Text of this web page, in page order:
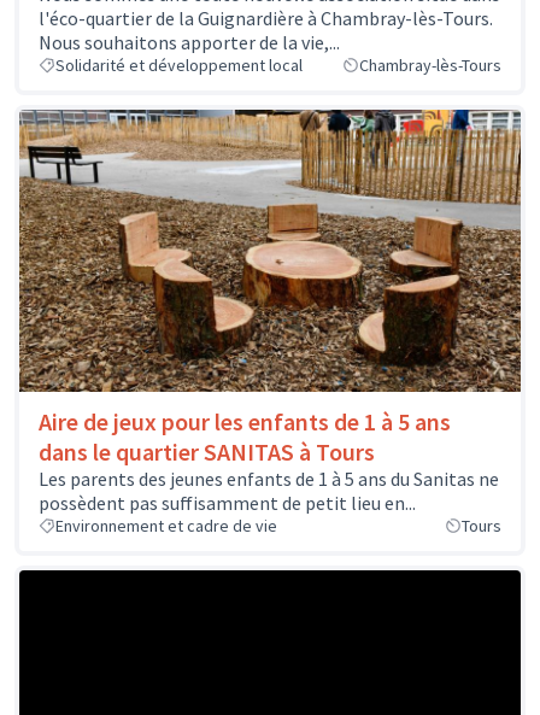
l'éco-quartier de la Guignardière à Chambray-lès-Tours.
Nous souhaitons apporter de la vie,...
Solidarité et développement local Chambray-lès-Tours
Aire de jeux pour les enfants de 1 à 5 ans
dans le quartier SANITAS à Tours
Les parents des jeunes enfants de 1 à 5 ans du Sanitas ne
possèdent pas suffisamment de petit lieu en...
Environnement et cadre de vie Tours